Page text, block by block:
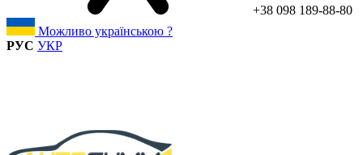
+38 098 189-88-80
Можливо українською ?
РУС УКР